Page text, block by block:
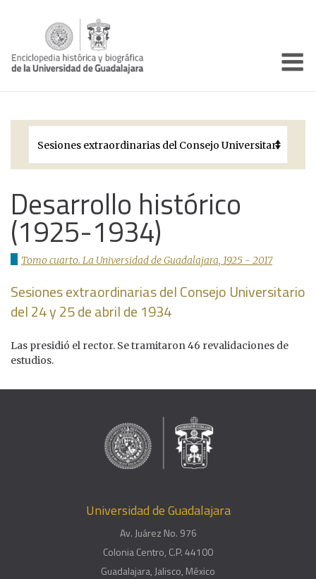
Períodos Históricos
Galería
Documentos institucionales
Desarrollo histórico
(1925-1934)
Tomo cuarto. La Universidad de Guadalajara, 1925 - 2017
Sesiones extraordinarias del Consejo Universitario
del 24 y 25 de abril de 1934
Las presidió el rector. Se tramitaron 46 revalidaciones de
estudios.
Universidad de Guadalajara
Av. Juárez No. 976
Colonia Centro, C.P. 44100
Guadalajara, Jalisco, México